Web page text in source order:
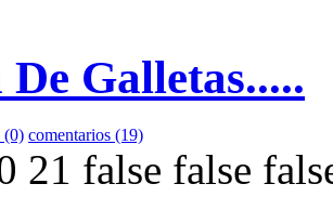
Galletas.....
(0) comentarios (19)
21 false false